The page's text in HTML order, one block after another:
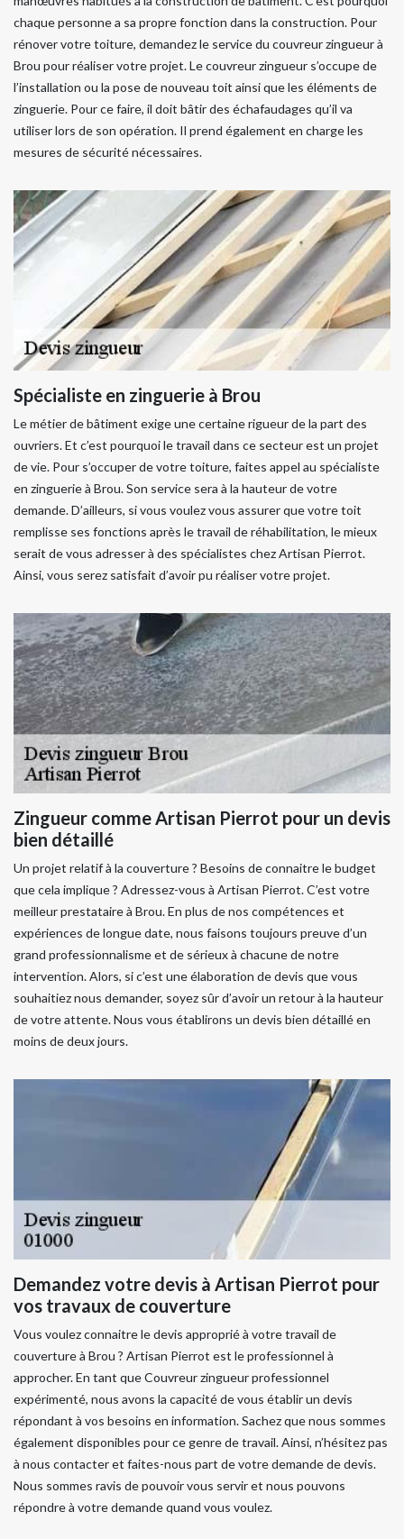
chaque personne a sa propre fonction dans la construction. Pour
rénover votre toiture, demandez le service du couvreur zingueur à
Brou pour réaliser votre projet. Le couvreur zingueur s’occupe de
l’installation ou la pose de nouveau toit ainsi que les éléments de
zinguerie. Pour ce faire, il doit bâtir des échafaudages qu’il va
utiliser lors de son opération. Il prend également en charge les
mesures de sécurité nécessaires.
Spécialiste en zinguerie à Brou
Le métier de bâtiment exige une certaine rigueur de la part des
ouvriers. Et c’est pourquoi le travail dans ce secteur est un projet
de vie. Pour s’occuper de votre toiture, faites appel au spécialiste
en zinguerie à Brou. Son service sera à la hauteur de votre
demande. D’ailleurs, si vous voulez vous assurer que votre toit
remplisse ses fonctions après le travail de réhabilitation, le mieux
serait de vous adresser à des spécialistes chez Artisan Pierrot.
Ainsi, vous serez satisfait d’avoir pu réaliser votre projet.
Zingueur comme Artisan Pierrot pour un devis
bien détaillé
Un projet relatif à la couverture ? Besoins de connaitre le budget
que cela implique ? Adressez-vous à Artisan Pierrot. C’est votre
meilleur prestataire à Brou. En plus de nos compétences et
expériences de longue date, nous faisons toujours preuve d’un
grand professionnalisme et de sérieux à chacune de notre
intervention. Alors, si c’est une élaboration de devis que vous
souhaitiez nous demander, soyez sûr d’avoir un retour à la hauteur
de votre attente. Nous vous établirons un devis bien détaillé en
moins de deux jours.
Demandez votre devis à Artisan Pierrot pour
vos travaux de couverture
Vous voulez connaitre le devis approprié à votre travail de
couverture à Brou ? Artisan Pierrot est le professionnel à
approcher. En tant que Couvreur zingueur professionnel
expérimenté, nous avons la capacité de vous établir un devis
répondant à vos besoins en information. Sachez que nous sommes
également disponibles pour ce genre de travail. Ainsi, n’hésitez pas
à nous contacter et faites-nous part de votre demande de devis.
Nous sommes ravis de pouvoir vous servir et nous pouvons
répondre à votre demande quand vous voulez.